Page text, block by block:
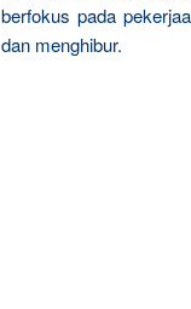
berfokus pada
dan menghibur.